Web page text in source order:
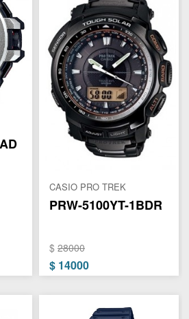
CASIO PRO TREK
PRW-5100YT-1BDR
$ 28000
$ 14000